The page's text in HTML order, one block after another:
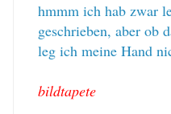
hmmm ich hab zwar
geschrieben, aber ob
leg ich meine Hand
bildtapete